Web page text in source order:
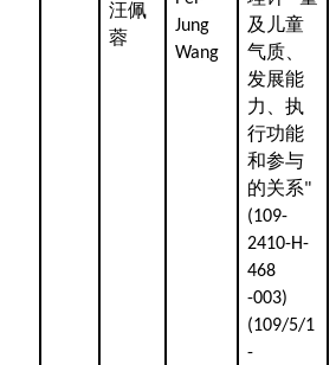
汪佩
蓉
Jung
Wang
及儿童
气质、
发展能
力、执
行功能
和参与
的关系"
(109-
2410-H-
468
-003)
(109/5/1
-